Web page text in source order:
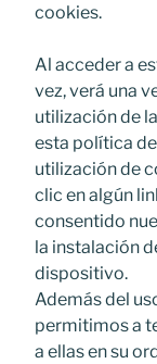
cookies.
Al acceder a
vez, verá una
utilización de
esta política
utilización de
clic en algún
consentido
la instalación
dispositivo.
Además del
permitimos a
a ellas en su